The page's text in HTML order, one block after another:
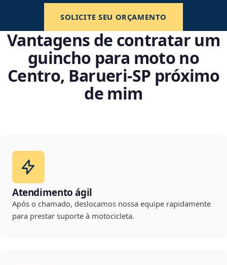
SOLICITE SEU ORÇAMENTO
Vantagens de contratar um
guincho para moto no
Centro, Barueri‑SP próximo
de mim
Atendimento ágil
Após o chamado, deslocamos nossa equipe rapidamente
para prestar suporte à motocicleta.